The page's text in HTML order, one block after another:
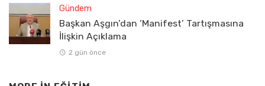
Gündem
Başkan Aşgın’dan ‘Manifest’ Tartışmasına
İlişkin Açıklama
2 gün önce